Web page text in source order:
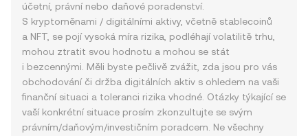
účetní, právní nebo daňové poradenství.
S kryptoměnami / digitálními aktivy, včetně stablecoinů
a NFT, se pojí vysoká míra rizika, podléhají volatilitě trhu,
mohou ztratit svou hodnotu a mohou se stát
i bezcennými. Měli byste pečlivě zvážit, zda jsou pro vás
obchodování či držba digitálních aktiv s ohledem na vaši
finanční situaci a toleranci rizika vhodné. Otázky týkající se
vaší konkrétní situace prosím zkonzultujte se svým
právním/daňovým/investičním poradcem. Ne všechny